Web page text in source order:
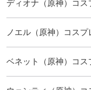
ディオナ（原神）コス
ノエル（原神）コスプ
ベネット（原神）コス